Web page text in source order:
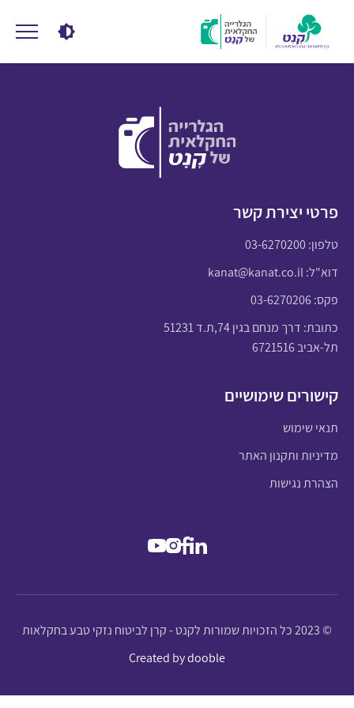
פרטי יצירת קשר
טלפון:03-6270200
דוא"ל:kanat@kanat.co.il
פקס: 03-6270206
כתובת: דרך מנחם בגין 74,ת.ד 51231
תל-אביב 6721516
קישורים שימושיים
תנאי שימוש
מדיניות ותקנון האתר
הצהרת נגישות
© 2023 כל הזכויות שמורות לקנט - קרן לביטוח נזקי טבע בחקלאות
Created by dooble